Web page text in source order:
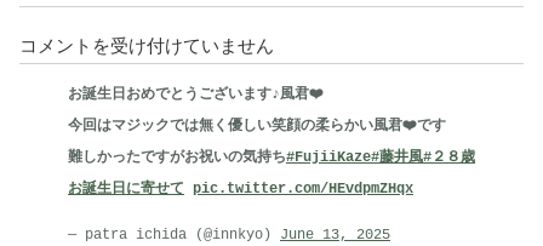
こ
コメントを受け付けていません
お誕生日おめでとうございます♪風君❤️
今回はマジックでは無く優しい笑顔の柔らかい風君❤️です
難しかったですがお祝いの気持ち#FujiiKaze#藤井風#２８歳
お誕生日に寄せて pic.twitter.com/HEvdpmZHqx
— patra ichida (@innkyo) June 13, 2025